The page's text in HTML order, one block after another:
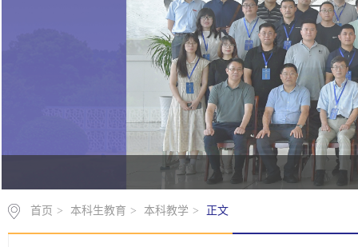
首页 > 本科生教育 > 本科教学 > 正文